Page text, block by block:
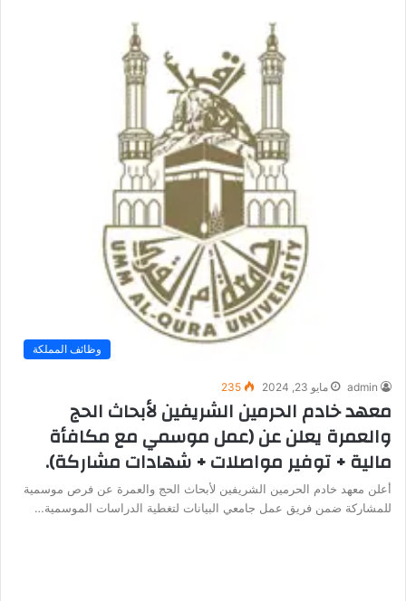
وظائف المملكة
admin مايو 23, 2024 235
معهد خادم الحرمين الشريفين لأبحاث الحج
والعمرة يعلن عن (عمل موسمي مع مكافأة
مالية + توفير مواصلات + شهادات مشاركة).
أعلن معهد خادم الحرمين الشريفين لأبحاث الحج والعمرة عن فرص موسمية
للمشاركة ضمن فريق عمل جامعي البيانات لتغطية الدراسات الموسمية…